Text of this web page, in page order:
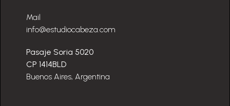
Mail
info@estudiocabeza.com
Pasaje Soria 5020
CP 1414BLD
Buenos Aires, Argentina